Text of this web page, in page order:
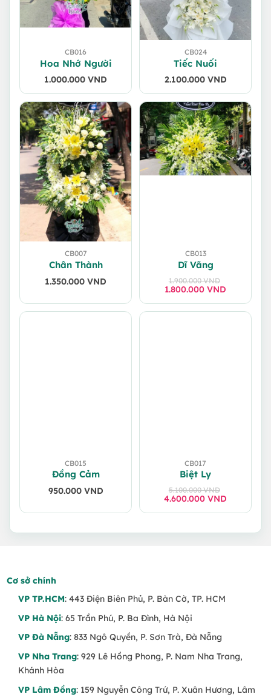
CB016
Hoa Nhớ Người
1.000.000 VND
CB024
Tiếc Nuối
2.100.000 VND
CB007
Chân Thành
1.350.000 VND
CB013
Dĩ Vãng
1.900.000VND
Giá
1.900.000 VND.
1.800.000 VND
Giá
CB015
Đồng Cảm
950.000 VND
CB017
Biệt Ly
5.100.000VND
Giá
4.600.000 VND
Giá
Cơ sở chính
VP TP.HCM: 443 Điện Biên Phủ, P. Bàn Cờ, TP. HCM
VP Hà Nội: 65 Trần Phú, P. Ba Đình, Hà Nội
VP Đà Nẵng: 833 Ngô Quyền, P. Sơn Trà, Đà Nẵng
VP Nha Trang: 929 Lê Hồng Phong, P. Nam Nha Trang,
Khánh Hòa
VP Lâm Đồng: 159 Nguyễn Công Trứ, P. Xuân Hương, Lâm